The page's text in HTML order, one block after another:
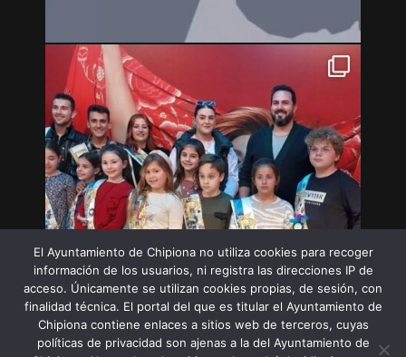
El Ayuntamiento de Chipiona no utiliza cookies para recoger
información de los usuarios, ni registra las direcciones IP de
acceso. Únicamente se utilizan cookies propias, de sesión, con
finalidad técnica. El portal del que es titular el Ayuntamiento de
Chipiona contiene enlaces a sitios web de terceros, cuyas
políticas de privacidad son ajenas a la del Ayuntamiento de